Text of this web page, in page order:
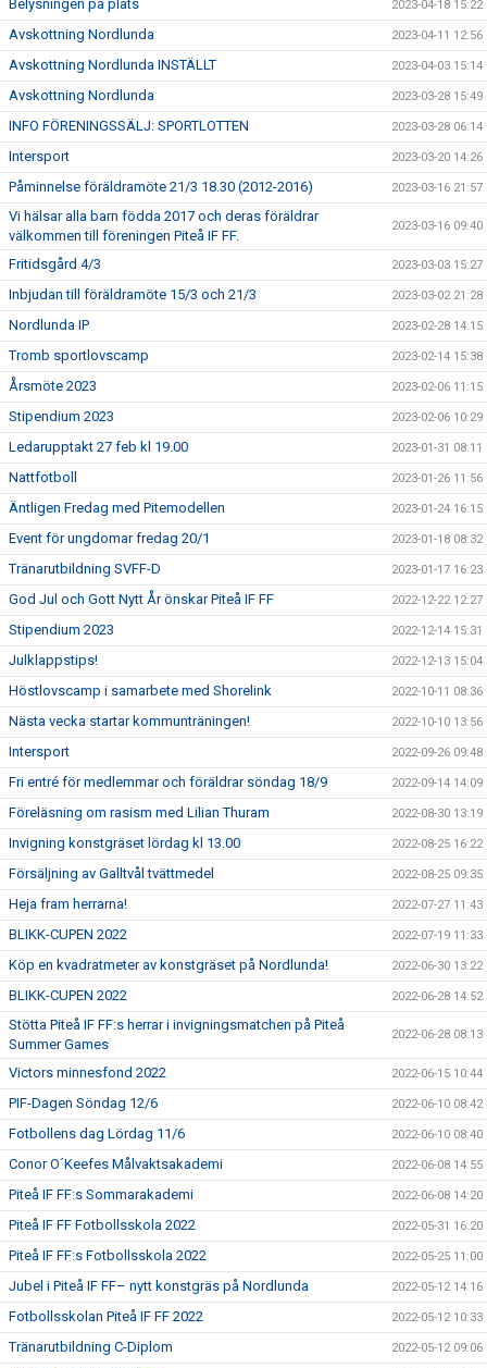
Belysningen på plats 2023-04-18 15:22
Avskottning Nordlunda 2023-04-11 12:56
Avskottning Nordlunda INSTÄLLT 2023-04-03 15:14
Avskottning Nordlunda 2023-03-28 15:49
INFO FÖRENINGSSÄLJ: SPORTLOTTEN 2023-03-28 06:14
Intersport 2023-03-20 14:26
Påminnelse föräldramöte 21/3 18.30 (2012-2016) 2023-03-16 21:57
Vi hälsar alla barn födda 2017 och deras föräldrar
välkommen till föreningen Piteå IF FF.
2023-03-16 09:40
Fritidsgård 4/3 2023-03-03 15:27
Inbjudan till föräldramöte 15/3 och 21/3 2023-03-02 21:28
Nordlunda IP 2023-02-28 14:15
Tromb sportlovscamp 2023-02-14 15:38
Årsmöte 2023 2023-02-06 11:15
Stipendium 2023 2023-02-06 10:29
Ledarupptakt 27 feb kl 19.00 2023-01-31 08:11
Nattfotboll 2023-01-26 11:56
Äntligen Fredag med Pitemodellen 2023-01-24 16:15
Event för ungdomar fredag 20/1 2023-01-18 08:32
Tränarutbildning SVFF-D 2023-01-17 16:23
God Jul och Gott Nytt År önskar Piteå IF FF 2022-12-22 12:27
Stipendium 2023 2022-12-14 15:31
Julklappstips! 2022-12-13 15:04
Höstlovscamp i samarbete med Shorelink 2022-10-11 08:36
Nästa vecka startar kommunträningen! 2022-10-10 13:56
Intersport 2022-09-26 09:48
Fri entré för medlemmar och föräldrar söndag 18/9 2022-09-14 14:09
Föreläsning om rasism med Lilian Thuram 2022-08-30 13:19
Invigning konstgräset lördag kl 13.00 2022-08-25 16:22
Försäljning av Galltvål tvättmedel 2022-08-25 09:35
Heja fram herrarna! 2022-07-27 11:43
BLIKK-CUPEN 2022 2022-07-19 11:33
Köp en kvadratmeter av konstgräset på Nordlunda! 2022-06-30 13:22
BLIKK-CUPEN 2022 2022-06-28 14:52
Stötta Piteå IF FF:s herrar i invigningsmatchen på Piteå
Summer Games
2022-06-28 08:13
Victors minnesfond 2022 2022-06-15 10:44
PIF-Dagen Söndag 12/6 2022-06-10 08:42
Fotbollens dag Lördag 11/6 2022-06-10 08:40
Conor O´Keefes Målvaktsakademi 2022-06-08 14:55
Piteå IF FF:s Sommarakademi 2022-06-08 14:20
Piteå IF FF Fotbollsskola 2022 2022-05-31 16:20
Piteå IF FF:s Fotbollsskola 2022 2022-05-25 11:00
Jubel i Piteå IF FF– nytt konstgräs på Nordlunda 2022-05-12 14:16
Fotbollsskolan Piteå IF FF 2022 2022-05-12 10:33
Tränarutbildning C-Diplom 2022-05-12 09:06